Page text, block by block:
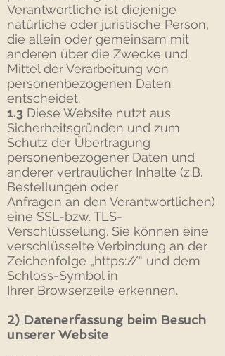
Verantwortliche ist diejenige
natürliche oder juristische Person,
die allein oder gemeinsam mit
anderen über die Zwecke und
Mittel der Verarbeitung von
personenbezogenen Daten
entscheidet.
1.3 Diese Website nutzt aus
Sicherheitsgründen und zum
Schutz der Übertragung
personenbezogener Daten und
anderer vertraulicher Inhalte (z.B.
Bestellungen oder
Anfragen an den Verantwortlichen)
eine SSL-bzw. TLS-
Verschlüsselung. Sie können eine
verschlüsselte Verbindung an der
Zeichenfolge „https://“ und dem
Schloss-Symbol in
Ihrer Browserzeile erkennen.
2) Datenerfassung beim Besuch
unserer Website